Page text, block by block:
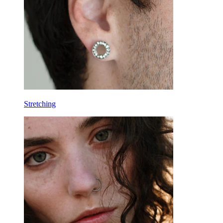
Stretching
Εργαλεία
Μπανάνα
Τιτάνιο